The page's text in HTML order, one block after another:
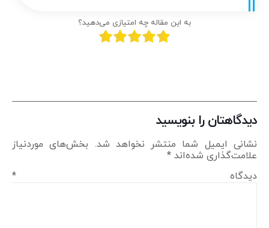
به این مقاله چه امتیازی می‌دهید؟
دیدگاهتان را بنویسید
نشانی ایمیل شما منتشر نخواهد شد. بخش‌های موردنیاز
علامت‌گذاری شده‌اند *
دیدگاه *